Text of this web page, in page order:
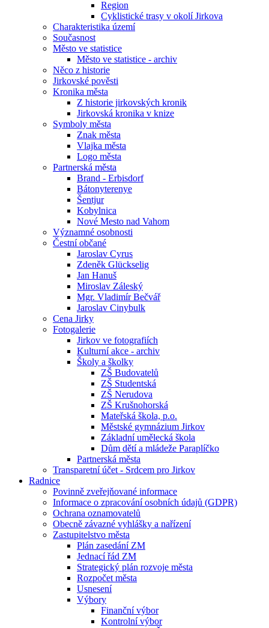
Region
Cyklistické trasy v okolí Jirkova
Charakteristika území
Současnost
Město ve statistice
Město ve statistice - archiv
Něco z historie
Jirkovské pověsti
Kronika města
Z historie jirkovských kronik
Jirkovská kronika v knize
Symboly města
Znak města
Vlajka města
Logo města
Partnerská města
Brand - Erbisdorf
Bátonyterenye
Šentjur
Kobylnica
Nové Mesto nad Vahom
Významné osobnosti
Čestní občané
Jaroslav Cyrus
Zdeněk Glückselig
Jan Hanuš
Miroslav Záleský
Mgr. Vladimír Bečvář
Jaroslav Cinybulk
Cena Jirky
Fotogalerie
Jirkov ve fotografiích
Kulturní akce - archiv
Školy a školky
ZŠ Budovatelů
ZŠ Studentská
ZŠ Nerudova
ZŠ Krušnohorská
Mateřská škola, p.o.
Městské gymnázium Jirkov
Základní umělecká škola
Dům dětí a mládeže Paraplíčko
Partnerská města
Transparetní účet - Srdcem pro Jirkov
Radnice
Povinně zveřejňované informace
Informace o zpracování osobních údajů (GDPR)
Ochrana oznamovatelů
Obecně závazné vyhlášky a nařízení
Zastupitelstvo města
Plán zasedání ZM
Jednací řád ZM
Strategický plán rozvoje města
Rozpočet města
Usnesení
Výbory
Finanční výbor
Kontrolní výbor